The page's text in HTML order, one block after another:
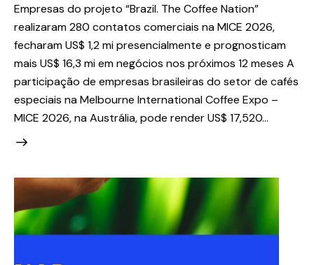
Empresas do projeto “Brazil. The Coffee Nation”
realizaram 280 contatos comerciais na MICE 2026,
fecharam US$ 1,2 mi presencialmente e prognosticam
mais US$ 16,3 mi em negócios nos próximos 12 meses A
participação de empresas brasileiras do setor de cafés
especiais na Melbourne International Coffee Expo –
MICE 2026, na Austrália, pode render US$ 17,520…